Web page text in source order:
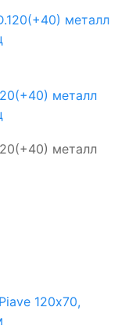
металл
металл